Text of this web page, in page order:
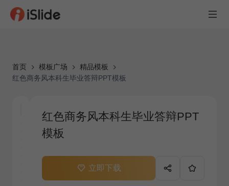
首页 模板广场
精品模板
红色商务风本科生毕业答辩PPT模板
红色商务风本科生毕业答辩PPT
模板
立即下载